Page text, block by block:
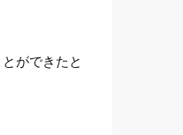
ができたと